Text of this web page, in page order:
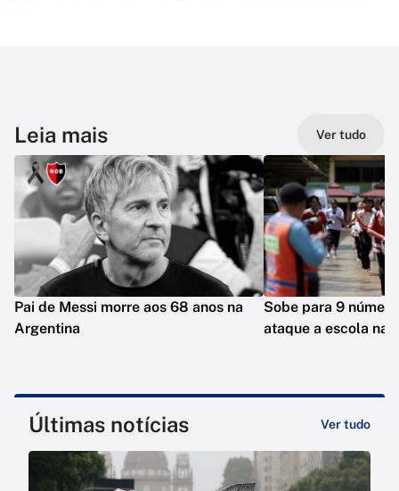
Leia mais Ver tudo
Pai de Messi morre aos 68 anos na
Argentina
Sobe para 9
ataque a escola na
Últimas notícias Ver tudo